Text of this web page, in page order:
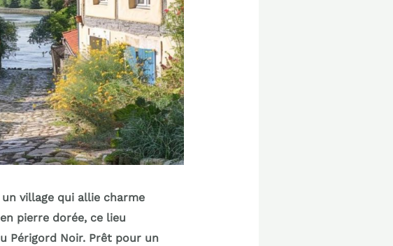
village qui allie charme
pierre dorée, ce lieu
Périgord Noir. Prêt pour un